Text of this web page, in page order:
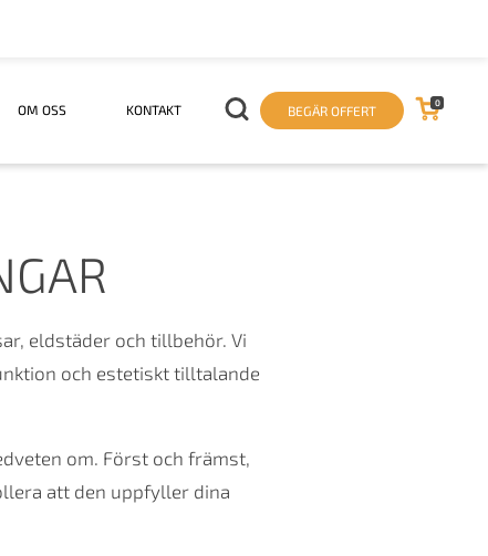
OM OSS KONTAKT BEGÄR OFFERT 0
eldstäder och tillbehör. Vi
och estetiskt tilltalande
om. Först och främst,
att den uppfyller dina